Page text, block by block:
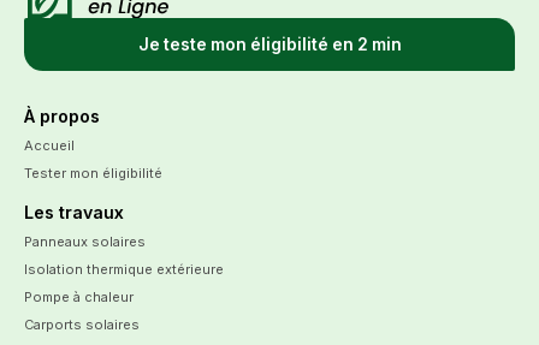
Je teste mon éligibilité en 2 min
À propos
Accueil
Tester mon éligibilité
Les travaux
Panneaux solaires
Isolation thermique extérieure
Pompe à chaleur
Carports solaires